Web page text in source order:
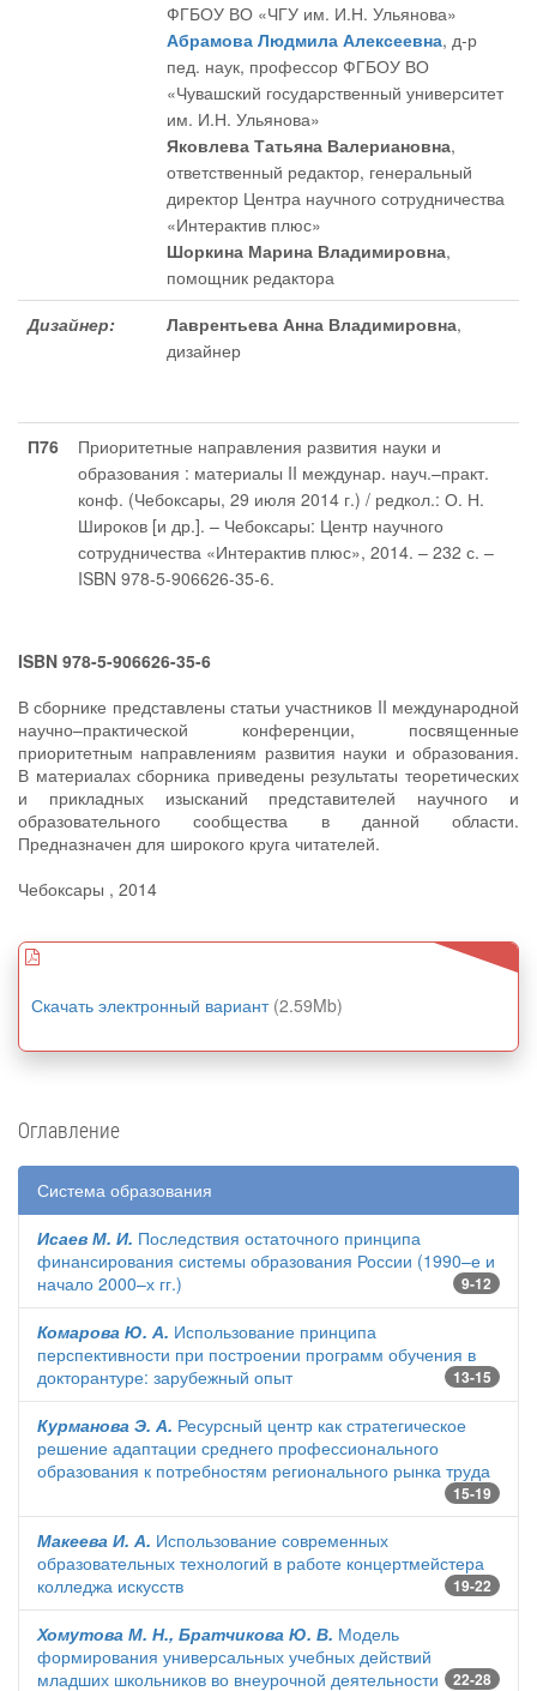
ФГБОУ ВО «ЧГУ им. И.Н. Ульянова»
Абрамова Людмила Алексеевна, д-р
пед. наук, профессор ФГБОУ ВО
«Чувашский государственный университет
им. И.Н. Ульянова»
Яковлева Татьяна Валериановна,
ответственный редактор, генеральный
директор Центра научного сотрудничества
«Интерактив плюс»
Шоркина Марина Владимировна,
помощник редактора
Дизайнер:
Лаврентьева Анна Владимировна,
дизайнер
П76
Приоритетные направления развития науки и
образования : материалы II междунар. науч.–практ.
конф. (Чебоксары, 29 июля 2014 г.) / редкол.: О. Н.
Широков [и др.]. – Чебоксары: Центр научного
сотрудничества «Интерактив плюс», 2014. – 232 с. –
ISBN 978-5-906626-35-6.
ISBN 978-5-906626-35-6
В сборнике представлены статьи участников II международной
научно–практической конференции, посвященные
приоритетным направлениям развития науки и образования.
В материалах сборника приведены результаты теоретических
и прикладных изысканий представителей научного и
образовательного сообщества в данной области.
Предназначен для широкого круга читателей.
Чебоксары , 2014
Скачать электронный вариант (2.59Mb)
Оглавление
Система образования
Исаев М. И. Последствия остаточного принципа
финансирования системы образования России (1990–е и
начало 2000–х гг.)
9-12
Комарова Ю. А. Использование принципа
перспективности при построении программ обучения в
докторантуре: зарубежный опыт
13-15
Курманова Э. А. Ресурсный центр как стратегическое
решение адаптации среднего профессионального
образования к потребностям регионального рынка труда
15-19
Макеева И. А. Использование современных
образовательных технологий в работе концертмейстера
колледжа искусств
19-22
Хомутова М. Н., Братчикова Ю. В. Модель
формирования универсальных учебных действий
младших школьников во внеурочной деятельности
22-28